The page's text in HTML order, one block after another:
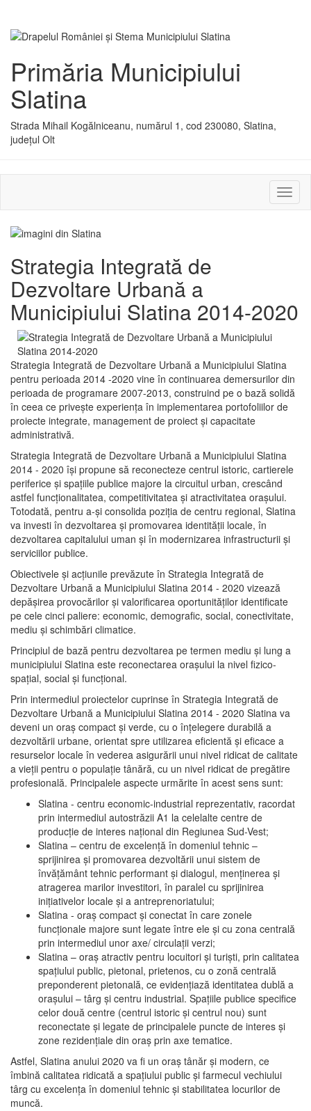
Primăria Municipiului
Slatina
Strada Mihail Kogălniceanu, numărul 1, cod 230080, Slatina,
județul Olt
sau
Strategia Integrată de
Dezvoltare Urbană a
Municipiului Slatina 2014-2020
Strategia Integrată de Dezvoltare Urbană a Municipiului Slatina
pentru perioada 2014 -2020 vine în continuarea demersurilor din
perioada de programare 2007-2013, construind pe o bază solidă
în ceea ce priveşte experienţa în implementarea portofoliilor de
proiecte integrate, management de proiect și capacitate
administrativă.
Strategia Integrată de Dezvoltare Urbană a Municipiului Slatina
2014 - 2020 își propune să reconecteze centrul istoric, cartierele
periferice şi spaţiile publice majore la circuitul urban, crescând
astfel funcţionalitatea, competitivitatea şi atractivitatea oraşului.
Totodată, pentru a-şi consolida poziţia de centru regional, Slatina
va investi în dezvoltarea şi promovarea identităţii locale, în
dezvoltarea capitalului uman şi în modernizarea infrastructurii şi
serviciilor publice.
Obiectivele şi acţiunile prevăzute în Strategia Integrată de
Dezvoltare Urbană a Municipiului Slatina 2014 - 2020 vizează
depășirea provocărilor şi valorificarea oportunităţilor identificate
pe cele cinci paliere: economic, demografic, social, conectivitate,
mediu şi schimbări climatice.
Principiul de bază pentru dezvoltarea pe termen mediu şi lung a
municipiului Slatina este reconectarea oraşului la nivel fizico-
spaţial, social şi funcţional.
Prin intermediul proiectelor cuprinse în Strategia Integrată de
Dezvoltare Urbană a Municipiului Slatina 2014 - 2020 Slatina va
deveni un oraş compact şi verde, cu o înţelegere durabilă a
dezvoltării urbane, orientat spre utilizarea eficientă şi eficace a
resurselor locale în vederea asigurării unui nivel ridicat de calitate
a vieţii pentru o populaţie tânără, cu un nivel ridicat de pregătire
profesională. Principalele aspecte urmărite în acest sens sunt:
Slatina - centru economic-industrial reprezentativ, racordat
prin intermediul autostrăzii A1 la celelalte centre de
producţie de interes naţional din Regiunea Sud-Vest;
Slatina – centru de excelenţă în domeniul tehnic –
sprijinirea şi promovarea dezvoltării unui sistem de
învăţământ tehnic performant şi dialogul, menţinerea şi
atragerea marilor investitori, în paralel cu sprijinirea
iniţiativelor locale şi a antreprenoriatului;
Slatina - oraş compact şi conectat în care zonele
funcţionale majore sunt legate între ele şi cu zona centrală
prin intermediul unor axe/ circulații verzi;
Slatina – oraş atractiv pentru locuitori şi turişti, prin calitatea
spaţiului public, pietonal, prietenos, cu o zonă centrală
preponderent pietonală, ce evidenţiază identitatea dublă a
oraşului – târg şi centru industrial. Spaţiile publice specifice
celor două centre (centrul istoric şi centrul nou) sunt
reconectate şi legate de principalele puncte de interes şi
zone rezidenţiale din oraş prin axe tematice.
Astfel, Slatina anului 2020 va fi un oraş tânăr şi modern, ce
îmbină calitatea ridicată a spaţiului public şi farmecul vechiului
târg cu excelenţa în domeniul tehnic şi stabilitatea locurilor de
muncă.